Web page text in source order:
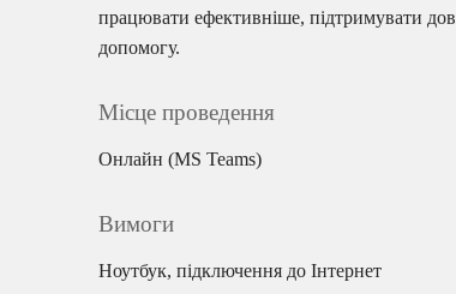
працювати ефективніше, підтримувати
допомогу.
Місце проведення
Онлайн (MS Teams)
Вимоги
Ноутбук, підключення до Інтернет